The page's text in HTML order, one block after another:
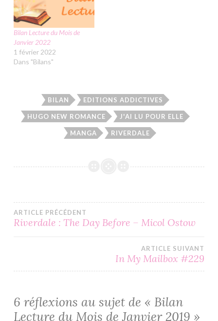
Bilan Lecture du Mois de
Janvier 2022
1 février 2022
Dans "Bilans"
BILAN EDITIONS ADDICTIVES
HUGO NEW ROMANCE J'AI LU POUR ELLE
MANGA RIVERDALE
Navigation
l’article
ARTICLE PRÉCÉDENT
Riverdale : The Day Before – Micol Ostow
ARTICLE SUIVANT
In My Mailbox #229
6 réflexions au sujet de « Bilan
Lecture du Mois de Janvier 2019 »